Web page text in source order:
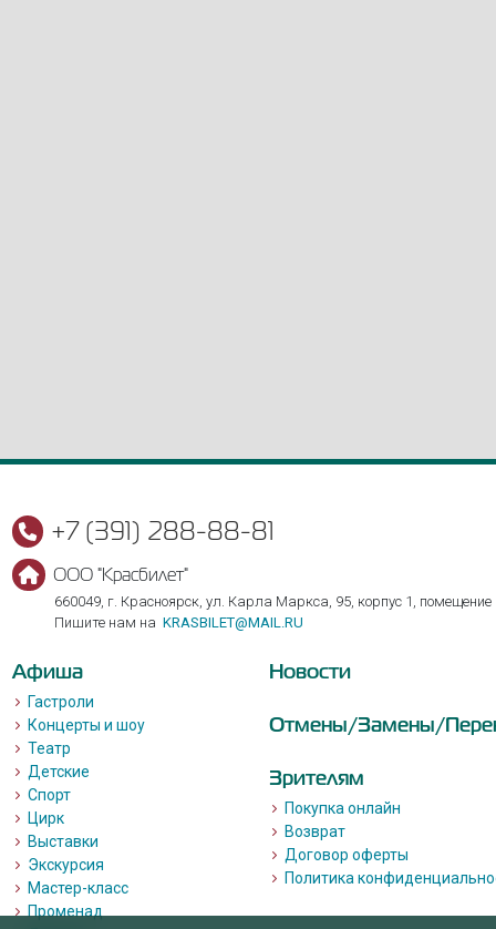
+7 (391) 288-88-81
ООО "Красбилет"
660049, г. Красноярск, ул. Карла Маркса, 95, корпус 1, помещение
Пишите нам на KRASBILET@MAIL.RU
Афиша
Гастроли
Концерты и шоу
Театр
Детские
Спорт
Цирк
Выставки
Экскурсия
Мастер-класс
Променад
Новости
Отмены/Замены/
Зрителям
Покупка онлайн
Возврат
Договор оферты
Политика